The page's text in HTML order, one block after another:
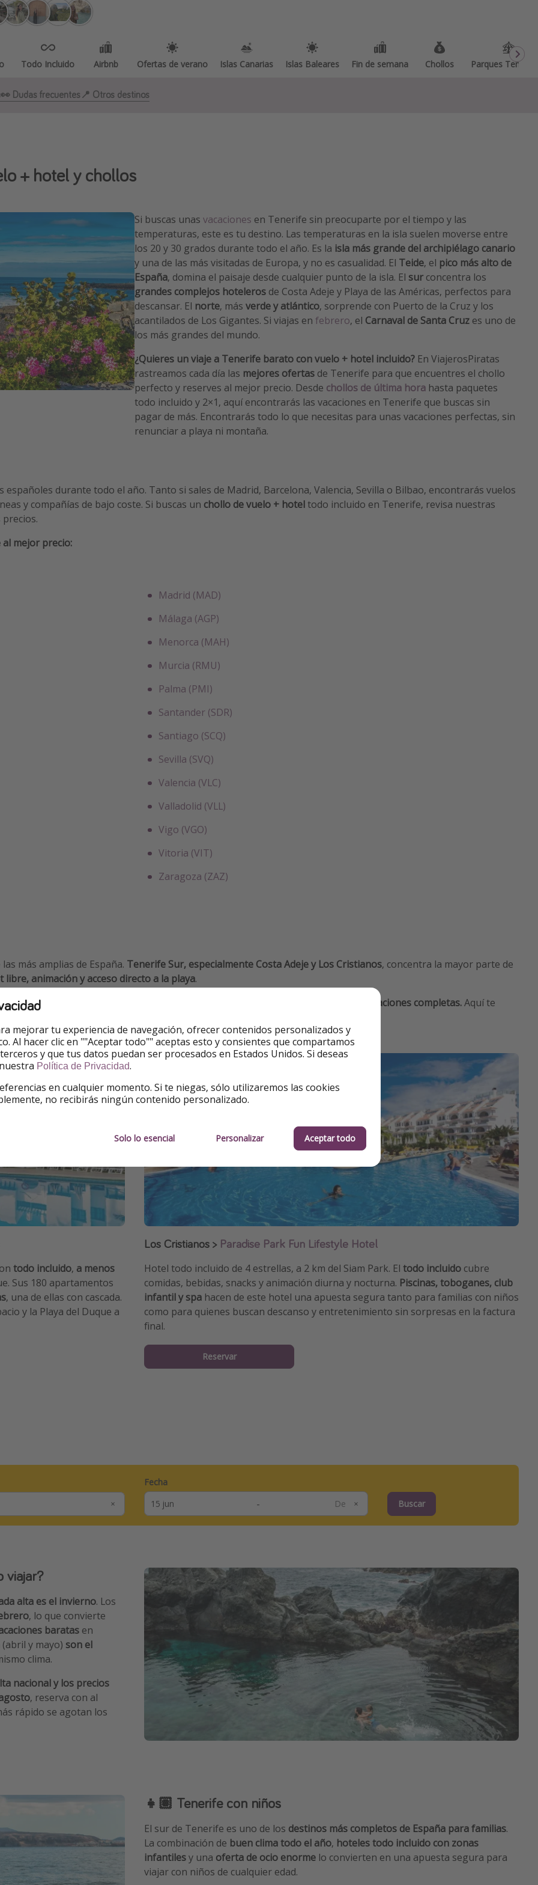
Todo Incluido Airbnb Ofertas de verano Islas Canarias Islas Baleares Fin de semana Chollos Parques
👀 Dudas frecuentes 📍 Otros destinos
+ hotel y chollos
Si buscas unas vacaciones en Tenerife sin preocuparte por el tiempo y las
temperaturas, este es tu destino. Las temperaturas en la isla suelen moverse entre
los 20 y 30 grados durante todo el año. Es la isla más grande del archipiélago canario
y una de las más visitadas de Europa, y no es casualidad. El Teide, el pico más alto de
España, domina el paisaje desde cualquier punto de la isla. El sur concentra los
grandes complejos hoteleros de Costa Adeje y Playa de las Américas, perfectos para
descansar. El norte, más verde y atlántico, sorprende con Puerto de la Cruz y los
acantilados de Los Gigantes. Si viajas en febrero, el Carnaval de Santa Cruz es uno de
los más grandes del mundo.
¿Quieres un viaje a Tenerife barato con vuelo + hotel incluido? En ViajerosPiratas
rastreamos cada día las mejores ofertas de Tenerife para que encuentres el chollo
perfecto y reserves al mejor precio. Desde chollos de última hora hasta paquetes
todo incluido y 2×1, aquí encontrarás las vacaciones en Tenerife que buscas sin
pagar de más. Encontrarás todo lo que necesitas para unas vacaciones perfectas, sin
renunciar a playa ni montaña.
españoles durante todo el año. Tanto si sales de Madrid, Barcelona, Valencia, Sevilla o Bilbao, encontrarás vuelos
y compañías de bajo coste. Si buscas un chollo de vuelo + hotel todo incluido en Tenerife, revisa nuestras
mejor precio:
Madrid (MAD)
Málaga (AGP)
Menorca (MAH)
Murcia (RMU)
Palma (PMI)
Santander (SDR)
Santiago (SCQ)
Sevilla (SVQ)
Valencia (VLC)
Valladolid (VLL)
Vigo (VGO)
Vitoria (VIT)
Zaragoza (ZAZ)
las más amplias de España. Tenerife Sur, especialmente Costa Adeje y Los Cristianos, concentra la mayor parte de
libre, animación y acceso directo a la playa.
media, lo que los convierte en una de las opciones más económicas para unas vacaciones completas.Aquí te
todo incluido, a menos
Sus 180 apartamentos
, una de ellas con cascada.
y la Playa del Duque a
Los Cristianos > Paradise Park Fun Lifestyle Hotel
Hotel todo incluido de 4 estrellas, a 2 km del Siam Park. El todo incluido cubre
comidas, bebidas, snacks y animación diurna y nocturna. Piscinas, toboganes, club
infantil y spa hacen de este hotel una apuesta segura tanto para familias con niños
como para quienes buscan descanso y entretenimiento sin sorpresas en la factura
final.
Reservar
Fecha
- Buscar
viajar?
alta es el invierno. Los
, lo que convierte
baratas en
(abril y mayo) son el
clima.
nacional y los precios
, reserva con al
rápido se agotan los
👧🏽 Tenerife con niños
El sur de Tenerife es uno de los destinos más completos de España para familias.
La combinación de buen clima todo el año, hoteles todo incluido con zonas
infantilesy una oferta de ocio enorme lo convierten en una apuesta segura para
viajar con niños de cualquier edad.
mejorar tu experiencia de navegación, ofrecer contenidos personalizados y
Al hacer clic en ""Aceptar todo"" aceptas esto y consientes que compartamos
y que tus datos puedan ser procesados en Estados Unidos. Si deseas
Política de Privacidad.
en cualquier momento. Si te niegas, sólo utilizaremos las cookies
no recibirás ningún contenido personalizado.
Solo lo esencial Personalizar Aceptar todo